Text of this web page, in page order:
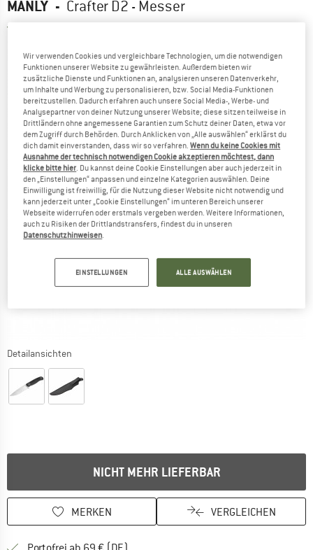
MANLY - Crafter D2 - Messer
Detailansichten
NICHT MEHR LIEFERBAR
MERKEN VERGLEICHEN
Wir verwenden Cookies und vergleichbare Technologien, um die notwendigen
Funktionen unserer Website zu gewährleisten. Außerdem bieten wir
zusätzliche Dienste und Funktionen an, analysieren unseren Datenverkehr,
um Inhalte und Werbung zu personalisieren, bzw. Social Media-Funktionen
bereitzustellen. Dadurch erfahren auch unsere Social Media-, Werbe- und
Analysepartner von deiner Nutzung unserer Website; diese sitzen teilweise in
Drittländern ohne angemessene Garantien zum Schutz deiner Daten, etwa vor
dem Zugriff durch Behörden. Durch Anklicken von „Alle auswählen“ erklärst du
dich damit einverstanden, dass wir so verfahren.Wenn du keine Cookies mit
Ausnahme der technisch notwendigen Cookie akzeptieren möchtest, dann
klicke bitte hier. Du kannst deine Cookie Einstellungen aber auch jederzeit in
den „Einstellungen“ anpassen und einzelne Kategorien auswählen. Deine
Einwilligung ist freiwillig, für die Nutzung dieser Website nicht notwendig und
kann jederzeit unter „Cookie Einstellungen“ im unteren Bereich unserer
Webseite widerrufen oder erstmals vergeben werden. Weitere Informationen,
auch zu Risiken der Drittlandstransfers, findest du in unseren
Datenschutzhinweisen.
EINSTELLUNGEN ALLE AUSWÄHLEN